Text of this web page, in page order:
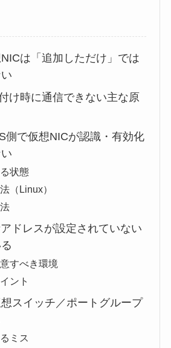
は「追加しただけ」では
け時に通信できない主な原
側で仮想NICが認識・有効化
状態
（Linux）
ドレスが設定されていない
すべき環境
ント
スイッチ／ポートグループ
ミス